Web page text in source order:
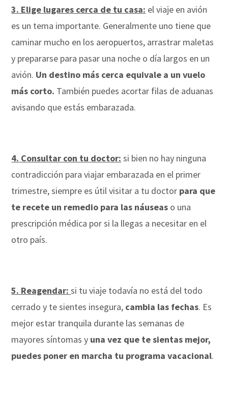
3. Elige lugares cerca de tu casa: el viaje en avión
es un tema importante. Generalmente uno tiene que
caminar mucho en los aeropuertos, arrastrar maletas
y prepararse para pasar una noche o día largos en un
avión. Un destino más cerca equivale a un vuelo
más corto. También puedes acortar filas de aduanas
avisando que estás embarazada.
4. Consultar con tu doctor: si bien no hay ninguna
contradicción para viajar embarazada en el primer
trimestre, siempre es útil visitar a tu doctor para que
te recete un remedio para las náuseas o una
prescripción médica por si la llegas a necesitar en el
otro país.
5. Reagendar:si tu viaje todavía no está del todo
cerrado y te sientes insegura, cambia las fechas. Es
mejor estar tranquila durante las semanas de
mayores síntomas y una vez que te sientas mejor,
puedes poner en marcha tu programa vacacional.